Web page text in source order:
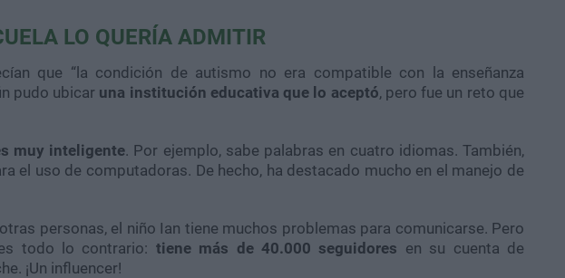
LO QUERÍA ADMITIR
que “la condición de autismo no era compatible con la enseñanza
pudo ubicar una institución educativa que lo aceptó, pero fue un reto que
muy inteligente. Por ejemplo, sabe palabras en cuatro idiomas. También,
el uso de computadoras. De hecho, ha destacado mucho en el manejo de
personas, el niño Ian tiene muchos problemas para comunicarse. Pero
todo lo contrario: tiene más de 40.000 seguidores en su cuenta de
¡Un influencer!